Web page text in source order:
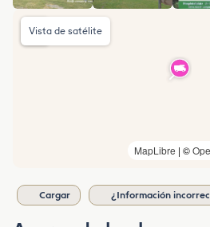
MapLibre | ©
Vista de satélite
Cargar ¿Información